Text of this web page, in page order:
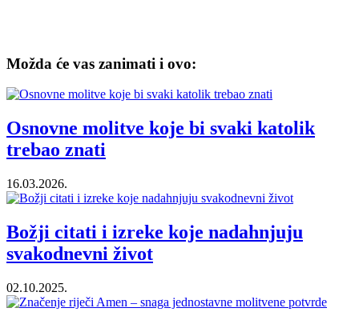
Možda će vas zanimati i ovo:
Osnovne molitve koje bi svaki katolik
trebao znati
16.03.2026.
Božji citati i izreke koje nadahnjuju
svakodnevni život
02.10.2025.